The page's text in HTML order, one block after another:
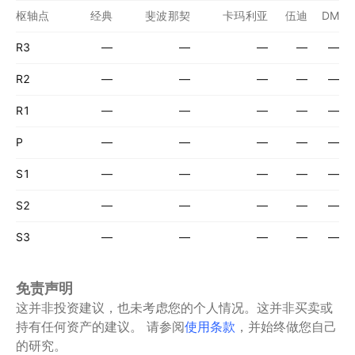
枢轴点 经典 斐波那契 卡玛利亚 伍迪 DM
R3 — — — — —
R2 — — — — —
R1 — — — — —
P — — — — —
S1 — — — — —
S2 — — — — —
S3 — — — — —
免责声明
这并非投资建议，也未考虑您的个人情况。这并非买卖或
持有任何资产的建议。
请参阅使用条款 ，并始终做您自己
的研究。